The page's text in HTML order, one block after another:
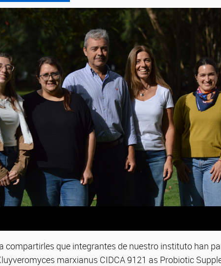
compartirles que integrantes de nuestro instituto han
marxianus CIDCA 9121 as Probiotic